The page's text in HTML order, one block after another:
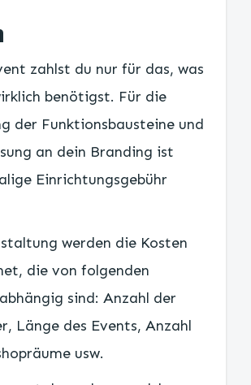
zahlst du nur für das, was
benötigst. Für die
der Funktionsbausteine und
an dein Branding ist
Einrichtungsgebühr
werden die Kosten
die von folgenden
sind: Anzahl der
Länge des Events, Anzahl
usw.